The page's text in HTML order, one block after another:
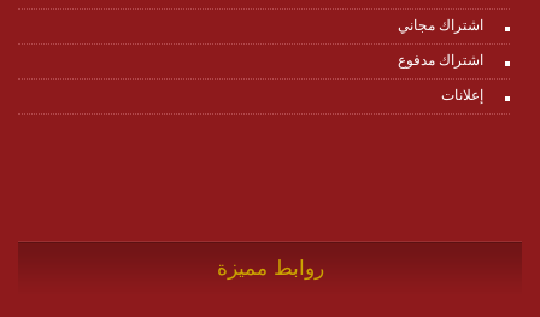
اشتراك مجاني
اشتراك مدفوع
إعلانات
روابط مميزة